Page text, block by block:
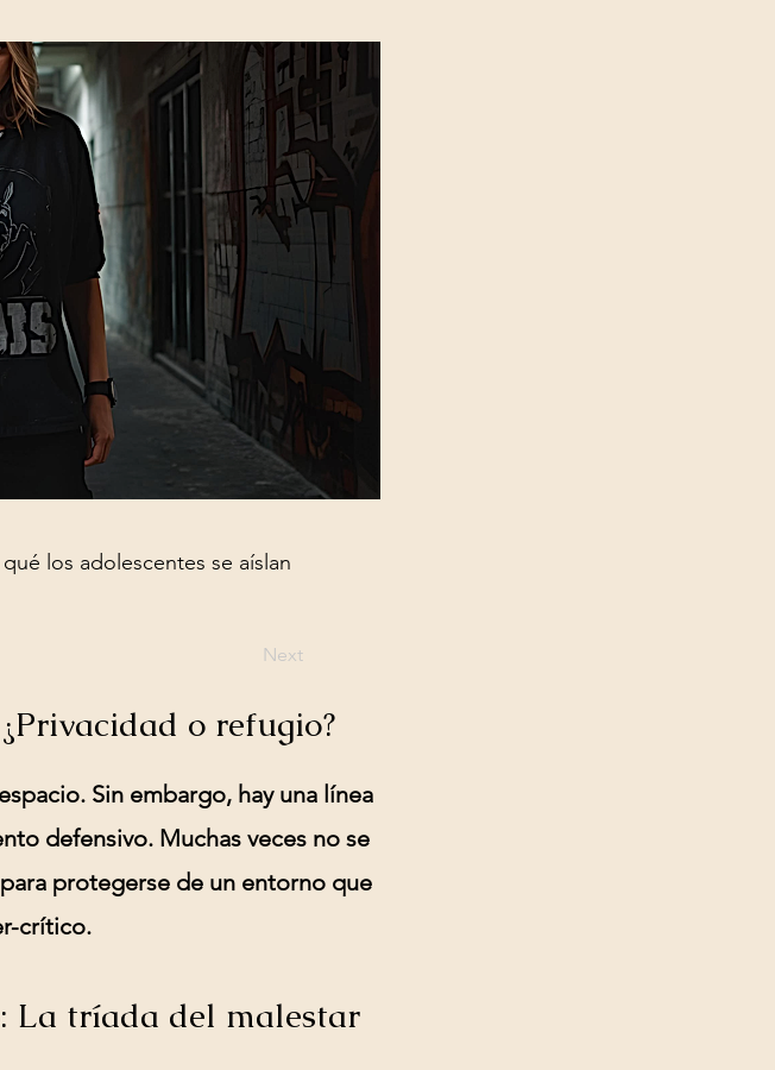
los adolescentes se aíslan
Next
o refugio?
Sin embargo, hay una línea
defensivo. Muchas veces no se
protegerse de un entorno que
crítico.
La tríada del malestar